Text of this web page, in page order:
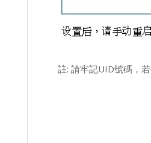
註: 請牢記UID號碼，